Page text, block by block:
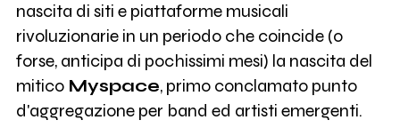
nascita di siti e piattaforme musicali
rivoluzionarie in un periodo che coincide (o
forse, anticipa di pochissimi mesi) la nascita del
mitico Myspace, primo conclamato punto
d'aggregazione per band ed artisti emergenti.